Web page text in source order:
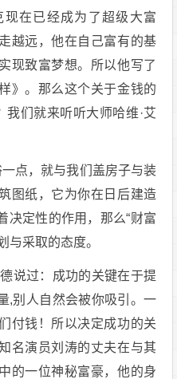
现在已经成为了超级大富
越远，他在自己富有的基
现致富梦想。所以他写了
》。那么这个关于金钱的
我们就来听听大师哈维·艾
点，就与我们盖房子与装
图纸，它为你在日后建造
决定性的作用，那么“财富
与采取的态度。
过：成功的关键在于提
,别人自然会被你吸引。一
付钱！所以决定成功的关
名演员刘涛的丈夫在与其
的一位神秘富豪，他的身